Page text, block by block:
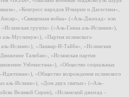
«Конгресс народов Ичкерии и Дагестана»,
«Священная война» («Аль-Джихад» или
группа» («Аль-Гамаа аль-Исламия»),
Муслимун»), «Партия исламского
Ислами»), «Лашкар-И-Тайба», «Исламская
Талибан», «Исламская партия
Узбекистана»), «Общество социальных
«Общество возрождения исламского
аль-Ислами»), «Дом двух святых» («Аль-
Великой Сирии), «Исламский джихад –